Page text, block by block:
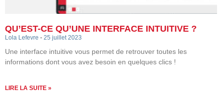
QU’EST-CE QU’UNE INTERFACE INTUITIVE ?
Lola Lefevre 25 juillet 2023
Une interface intuitive vous permet de retrouver toutes les
informations dont vous avez besoin en quelques clics !
LIRE LA SUITE »